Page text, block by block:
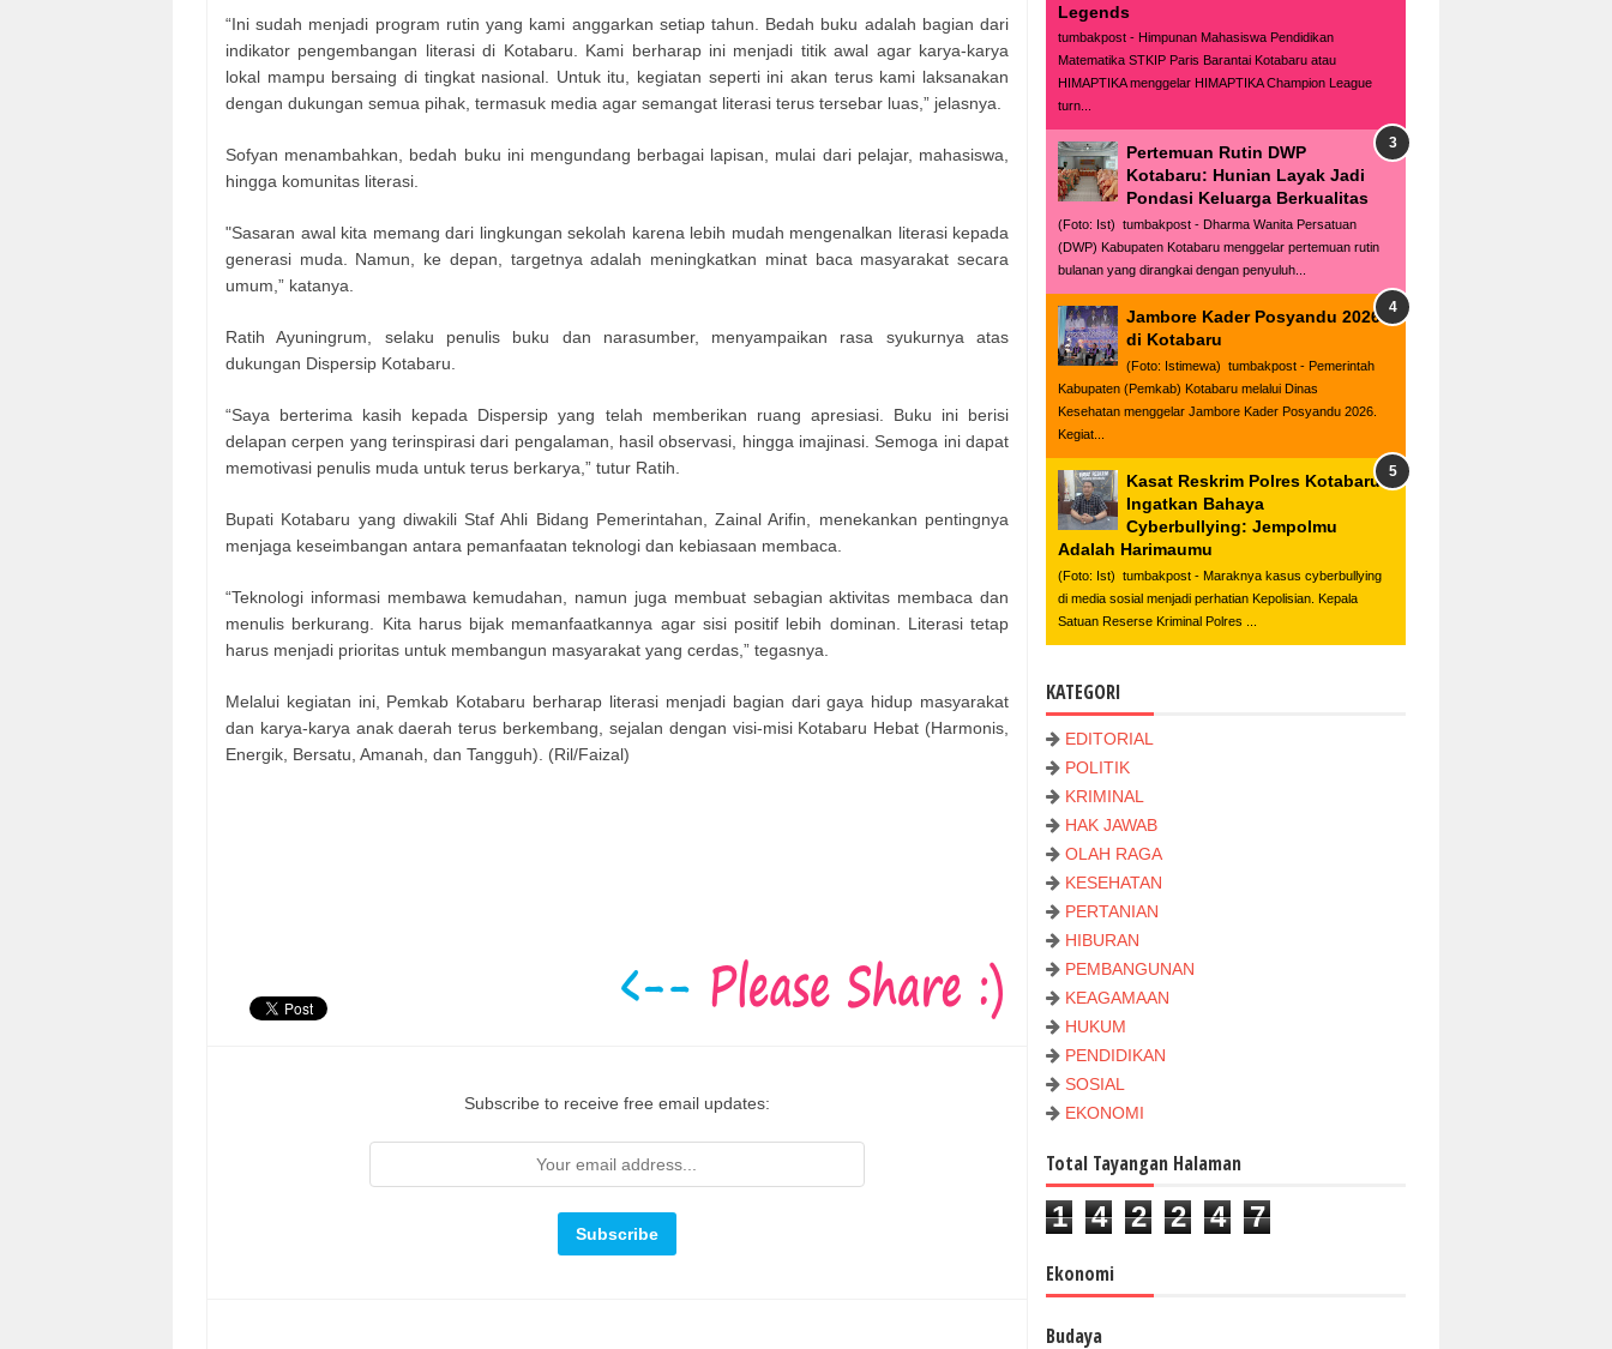
“Ini sudah menjadi program rutin yang kami anggarkan setiap tahun. Bedah buku adalah bagian dari
indikator pengembangan literasi di Kotabaru. Kami berharap ini menjadi titik awal agar karya-karya
lokal mampu bersaing di tingkat nasional. Untuk itu, kegiatan seperti ini akan terus kami laksanakan
dengan dukungan semua pihak, termasuk media agar semangat literasi terus tersebar luas,” jelasnya.
Sofyan menambahkan, bedah buku ini mengundang berbagai lapisan, mulai dari pelajar, mahasiswa,
hingga komunitas literasi.
"Sasaran awal kita memang dari lingkungan sekolah karena lebih mudah mengenalkan literasi kepada
generasi muda. Namun, ke depan, targetnya adalah meningkatkan minat baca masyarakat secara
umum,” katanya.
Ratih Ayuningrum, selaku penulis buku dan narasumber, menyampaikan rasa syukurnya atas
dukungan Dispersip Kotabaru.
“Saya berterima kasih kepada Dispersip yang telah memberikan ruang apresiasi. Buku ini berisi
delapan cerpen yang terinspirasi dari pengalaman, hasil observasi, hingga imajinasi. Semoga ini dapat
memotivasi penulis muda untuk terus berkarya,” tutur Ratih.
Bupati Kotabaru yang diwakili Staf Ahli Bidang Pemerintahan, Zainal Arifin, menekankan pentingnya
menjaga keseimbangan antara pemanfaatan teknologi dan kebiasaan membaca.
“Teknologi informasi membawa kemudahan, namun juga membuat sebagian aktivitas membaca dan
menulis berkurang. Kita harus bijak memanfaatkannya agar sisi positif lebih dominan. Literasi tetap
harus menjadi prioritas untuk membangun masyarakat yang cerdas,” tegasnya.
Melalui kegiatan ini, Pemkab Kotabaru berharap literasi menjadi bagian dari gaya hidup masyarakat
dan karya-karya anak daerah terus berkembang, sejalan dengan visi-misi Kotabaru Hebat (Harmonis,
Energik, Bersatu, Amanah, dan Tangguh). (Ril/Faizal)
Subscribe to receive free email updates:
Legends
tumbakpost - Himpunan Mahasiswa Pendidikan
Matematika STKIP Paris Barantai Kotabaru atau
HIMAPTIKA menggelar HIMAPTIKA Champion League
turn...
Pertemuan Rutin DWP
Kotabaru: Hunian Layak Jadi
Pondasi Keluarga Berkualitas
(Foto: Ist) tumbakpost - Dharma Wanita Persatuan
(DWP) Kabupaten Kotabaru menggelar pertemuan rutin
bulanan yang dirangkai dengan penyuluh...
Jambore Kader Posyandu 2026
di Kotabaru
(Foto: Istimewa) tumbakpost - Pemerintah
Kabupaten (Pemkab) Kotabaru melalui Dinas
Kesehatan menggelar Jambore Kader Posyandu 2026.
Kegiat...
Kasat Reskrim Polres Kotabaru
Ingatkan Bahaya
Cyberbullying: Jempolmu
Adalah Harimaumu
(Foto: Ist) tumbakpost - Maraknya kasus cyberbullying
di media sosial menjadi perhatian Kepolisian. Kepala
Satuan Reserse Kriminal Polres ...
KATEGORI
EDITORIAL
POLITIK
KRIMINAL
HAK JAWAB
OLAH RAGA
KESEHATAN
PERTANIAN
HIBURAN
PEMBANGUNAN
KEAGAMAAN
HUKUM
PENDIDIKAN
SOSIAL
EKONOMI
Total Tayangan Halaman
1 4 2 2 4 7
Ekonomi
Budaya